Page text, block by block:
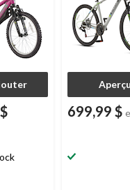
699,99 $